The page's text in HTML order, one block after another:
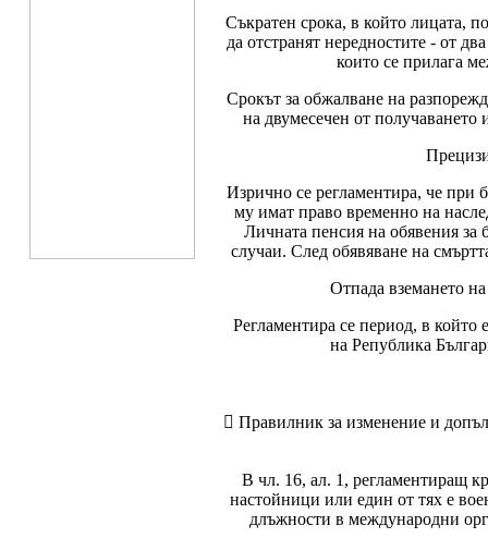
Съкратен срока, в който лицата,
да отстранят нередностите - от
които се прилага
Срокът за обжалване на
на двумесечен от
Изрично се регламентира, че при
му имат право временно на
Личната пенсия на обявения за
случаи. След обявяване на
Отпада вземането
Регламентира се период, в който
на Република
 Правилник за изменение и
В чл. 16, ал. 1, регламентиращ
настойници или един от тях е
длъжности в международни